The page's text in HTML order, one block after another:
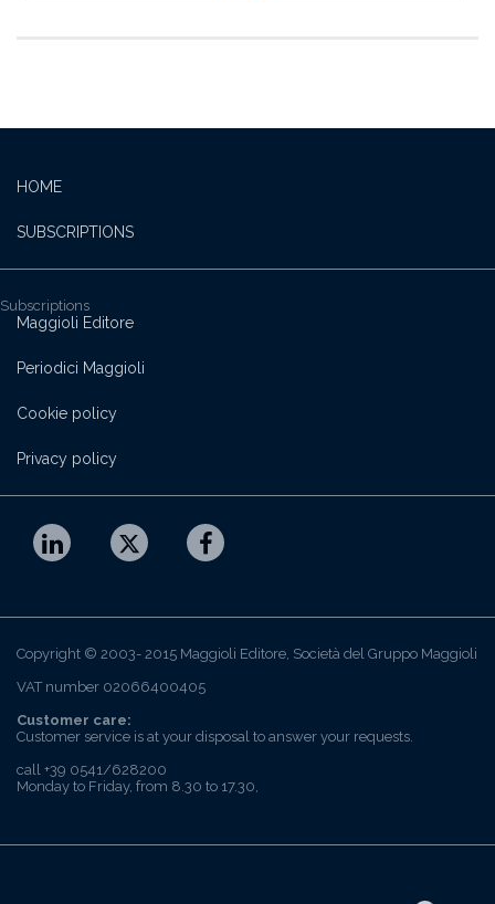
HOME
SUBSCRIPTIONS
Subscriptions
Maggioli Editore
Periodici Maggioli
Cookie policy
Privacy policy
Copyright © 2003- 2015 Maggioli Editore, Società del Gruppo Maggioli
VAT number 02066400405
Customer care:
Customer service is at your disposal to answer your requests.
call +39 0541/628200
Monday to Friday, from 8.30 to 17.30,